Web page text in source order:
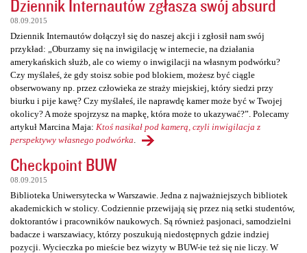
Dziennik Internautów zgłasza swój absurd
08.09.2015
Dziennik Internautów dołączył się do naszej akcji i zgłosił nam swój
przykład: „Oburzamy się na inwigilację w internecie, na działania
amerykańskich służb, ale co wiemy o inwigilacji na własnym podwórku?
Czy myślałeś, że gdy stoisz sobie pod blokiem, możesz być ciągle
obserwowany np. przez człowieka ze straży miejskiej, który siedzi przy
biurku i pije kawę? Czy myślałeś, ile naprawdę kamer może być w Twojej
okolicy? A może spojrzysz na mapkę, która może to ukazywać?”. Polecamy
artykuł Marcina Maja: Ktoś nasikał pod kamerą, czyli inwigilacja z
perspektywy własnego podwórka
Checkpoint BUW
08.09.2015
Biblioteka Uniwersytecka w Warszawie. Jedna z najważniejszych bibliotek
akademickich w stolicy. Codziennie przewijają się przez nią setki studentów,
doktorantów i pracowników naukowych. Są również pasjonaci, samodzielni
badacze i warszawiacy, którzy poszukują niedostępnych gdzie indziej
pozycji. Wycieczka po mieście bez wizyty w BUW-ie też się nie liczy. W